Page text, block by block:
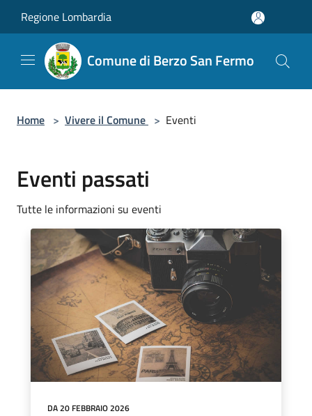
Regione Lombardia
Comune di Berzo San Fermo
Home > Vivere il Comune > Eventi
Eventi passati
Tutte le informazioni su eventi
DA 20 FEBBRAIO 2026